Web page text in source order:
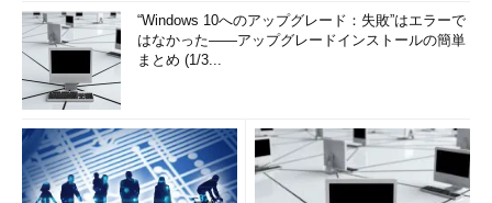
“Windows 10へのアップグレード：失敗”はエラーで
はなかった――アップグレードインストールの簡単
まとめ (1/3...